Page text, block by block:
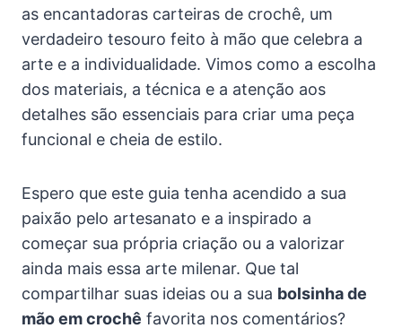
as encantadoras carteiras de crochê, um
verdadeiro tesouro feito à mão que celebra a
arte e a individualidade. Vimos como a escolha
dos materiais, a técnica e a atenção aos
detalhes são essenciais para criar uma peça
funcional e cheia de estilo.
Espero que este guia tenha acendido a sua
paixão pelo artesanato e a inspirado a
começar sua própria criação ou a valorizar
ainda mais essa arte milenar. Que tal
compartilhar suas ideias ou a sua bolsinha de
mão em crochê favorita nos comentários?